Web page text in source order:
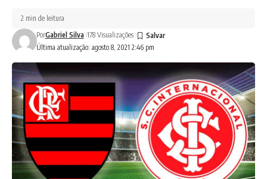
Última atualização: agosto 8, 2021 2:46 pm
PorGabriel Silva 178 Visualizações
2 min de leitura